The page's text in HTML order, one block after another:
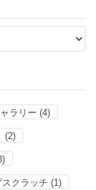
ラリー (4)
(2)
クラッチ (1)